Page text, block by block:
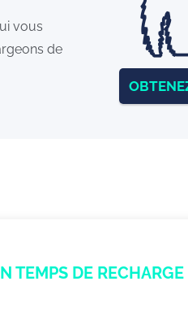
vous
de
TEMPS DE RECHARGE